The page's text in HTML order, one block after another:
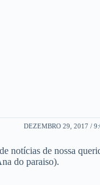
DEZEMBRO 29, 2017 /
notícias de nossa
do paraiso).